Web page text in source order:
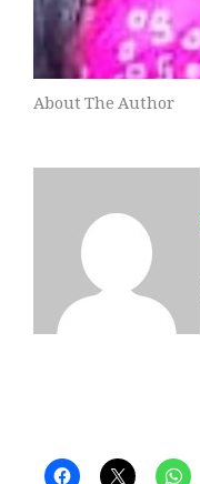
About The Author